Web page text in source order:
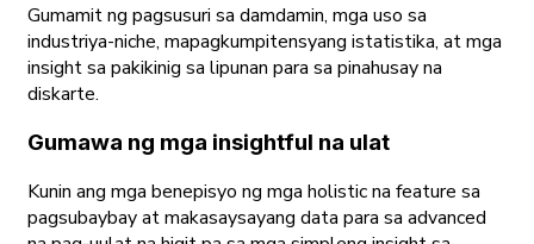
Gumamit ng pagsusuri sa damdamin, mga uso sa
industriya-niche, mapagkumpitensyang istatistika, at mga
insight sa pakikinig sa lipunan para sa pinahusay na
diskarte.
Gumawa ng mga insightful na ulat
Kunin ang mga benepisyo ng mga holistic na feature sa
pagsubaybay at makasaysayang data para sa advanced